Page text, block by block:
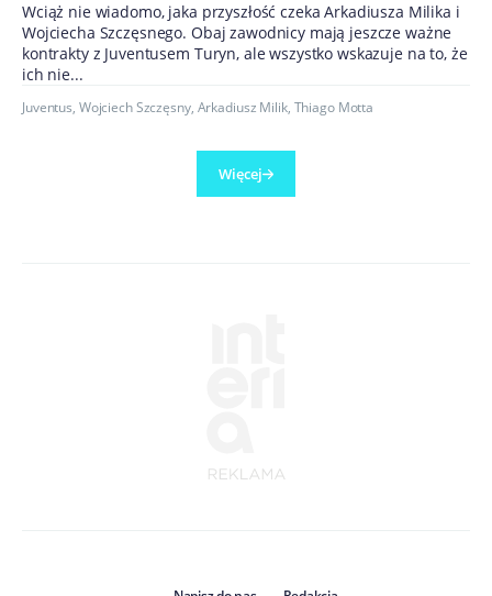
Wciąż nie wiadomo, jaka przyszłość czeka Arkadiusza Milika i
Wojciecha Szczęsnego. Obaj zawodnicy mają jeszcze ważne
kontrakty z Juventusem Turyn, ale wszystko wskazuje na to, że
ich nie...
Juventus, Wojciech Szczęsny, Arkadiusz Milik, Thiago Motta
Więcej